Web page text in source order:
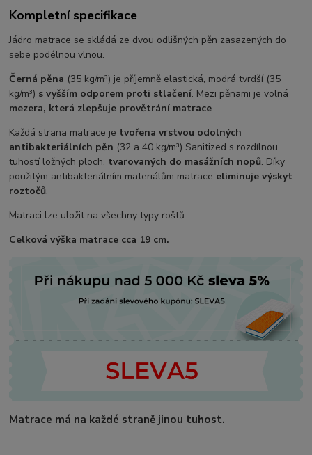
Kompletní specifikace
Jádro matrace se skládá ze dvou odlišných pěn zasazených do
sebe podélnou vlnou.
Černá pěna (35 kg/m³) je příjemně elastická, modrá tvrdší (35
kg/m³) s vyšším odporem proti stlačení. Mezi pěnami je volná
mezera, která zlepšuje provětrání matrace.
Každá strana matrace je tvořena vrstvou odolných
antibakteriálních pěn (32 a 40 kg/m³) Sanitized s rozdílnou
tuhostí ložných ploch, tvarovaných do masážních nopů. Díky
použitým antibakteriálním materiálům matrace eliminuje výskyt
roztočů.
Matraci lze uložit na všechny typy roštů.
Celková výška matrace cca 19 cm.
Matrace má na každé straně jinou tuhost.